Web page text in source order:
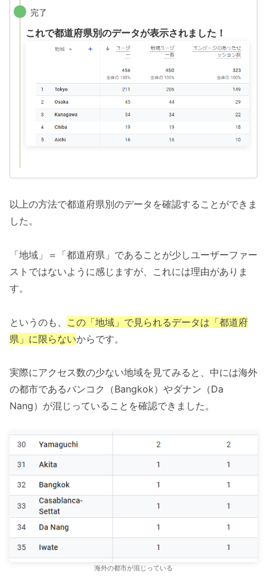
完了
これで都道府県別のデータが表示されました！
以上の方法で都道府県別のデータを確認することができま
した。
「地域」＝「都道府県」であることが少しユーザーファー
ストではないように感じますが、これには理由がありま
す。
というのも、 この「地域」で見られるデータは「都道府
県」に限らないからです。
実際にアクセス数の少ない地域を見てみると、中には海外
の都市であるバンコク（Bangkok）やダナン（Da
Nang）が混じっていることを確認できました。
海外の都市が混じっている